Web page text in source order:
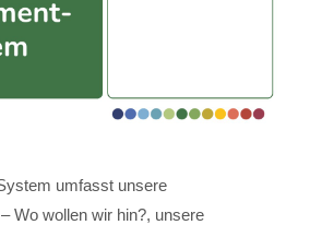
umfasst unsere
Wo wollen wir hin?, unsere